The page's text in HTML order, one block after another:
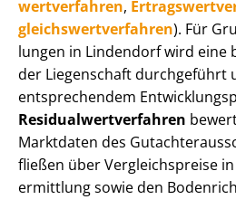
wert­ver­fah­ren,
gleichs­wert­ver­fah­ren). Für
lun­gen in Lindendorf wird eine
der Liegenschaft durchgeführt
entsprechendem
Re­si­du­al­wert­ver­fah­ren
Marktdaten des
fließen über Ver­gleichs­prei­se
ermitt­lung sowie den